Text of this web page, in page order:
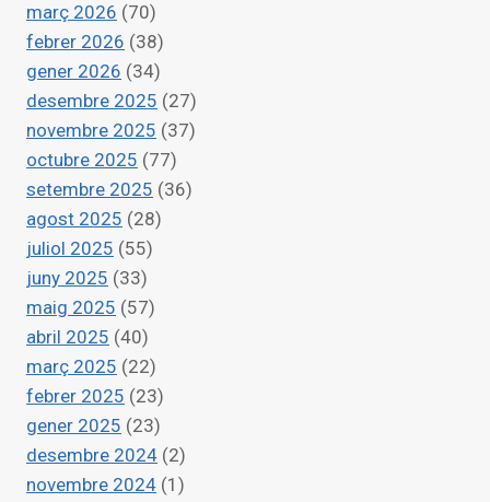
març 2026 (70)
febrer 2026 (38)
gener 2026 (34)
desembre 2025 (27)
novembre 2025 (37)
octubre 2025 (77)
setembre 2025 (36)
agost 2025 (28)
juliol 2025 (55)
juny 2025 (33)
maig 2025 (57)
abril 2025 (40)
març 2025 (22)
febrer 2025 (23)
gener 2025 (23)
desembre 2024 (2)
novembre 2024 (1)